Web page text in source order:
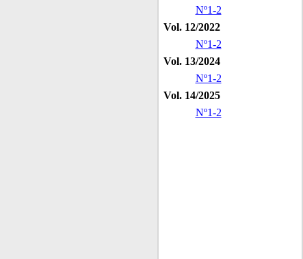
Nº1-2
Vol. 12/2022
Nº1-2
Vol. 13/2024
Nº1-2
Vol. 14/2025
Nº1-2